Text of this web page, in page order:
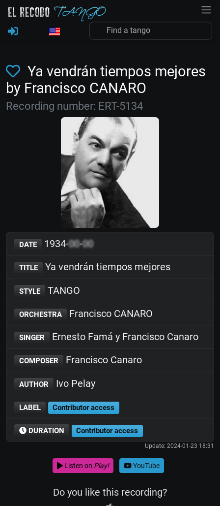
Ya vendrán tiempos mejores
by Francisco CANARO
Recording number: ERT-5134
DATE 1934-00-00
TITLE Ya vendrán tiempos mejores
STYLE TANGO
ORCHESTRA Francisco CANARO
SINGER Ernesto Famá y Francisco Canaro
COMPOSER Francisco Canaro
AUTHOR Ivo Pelay
LABEL Contributor access
DURATION Contributor access
Update: 2024-01-23 18:31
Listen on Play! YouTube
Do you like this recording?